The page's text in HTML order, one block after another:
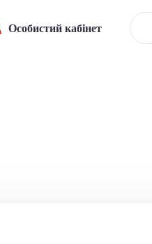
Особистий кабінет